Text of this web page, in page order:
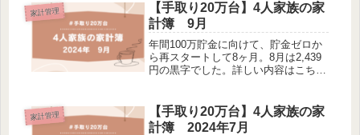
家計管理
【手取り20万台】4人家族の家
計簿 9月
年間100万貯金に向けて、貯金ゼロか
ら再スタートして8ヶ月。8月は2,439
円の黒字でした。詳しい内容はこち
結果は7,568円の黒字◎総貯金額は、
382,578円（...
家計管理
【手取り20万台】4人家族の家
計簿 2024年7月